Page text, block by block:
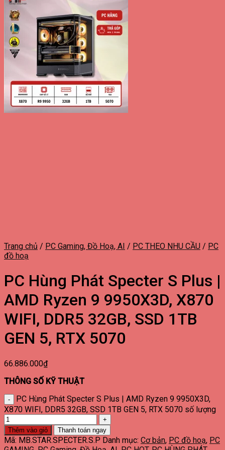
Trang chủ / PC Gaming, Đồ Hoạ, AI / PC THEO NHU CẦU / PC
đồ hoạ
PC Hùng Phát Specter S Plus |
AMD Ryzen 9 9950X3D, X870
WIFI, DDR5 32GB, SSD 1TB
GEN 5, RTX 5070
66.886.000₫
THÔNG SỐ KỸ THUẬT
PC Hùng Phát Specter S Plus | AMD Ryzen 9 9950X3D,
X870 WIFI, DDR5 32GB, SSD 1TB GEN 5, RTX 5070 số lượng
Thêm vào giỏ Thanh toán ngay
Mã: MB.STAR.SPECTER.S.P Danh mục: Cơ bản, PC đồ hoạ, PC